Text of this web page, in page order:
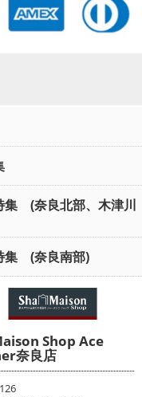
(奈良北部、木津川
(奈良南部)
Shop Ace
奈良店